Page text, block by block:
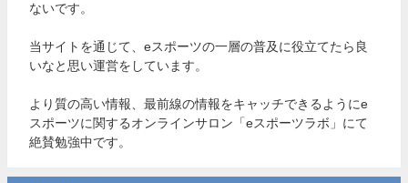
ないです。
当サイトを通じて、eスポーツの一層の普及に役立てたら良
いなと思い運営をしています。
より質の高い情報、最前線の情報をキャッチできるようにe
スポーツに関するオンラインサロン「eスポーツラボ」にて
絶賛勉強中です。